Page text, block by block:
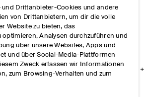
und Drittanbieter-Cookies und andere
von Drittanbietern, um dir die volle
Website zu bieten, das
optimieren, Analysen durchzuführen und
über unsere Websites, Apps und
und über Social-Media-Plattformen
Zweck erfassen wir Informationen
zum Browsing-Verhalten und zum